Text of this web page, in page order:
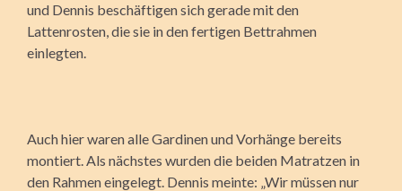
und Dennis beschäftigen sich gerade mit den
Lattenrosten, die sie in den fertigen Bettrahmen
einlegten.
Auch hier waren alle Gardinen und Vorhänge bereits
montiert. Als nächstes wurden die beiden Matratzen in
den Rahmen eingelegt. Dennis meinte: „Wir müssen nur